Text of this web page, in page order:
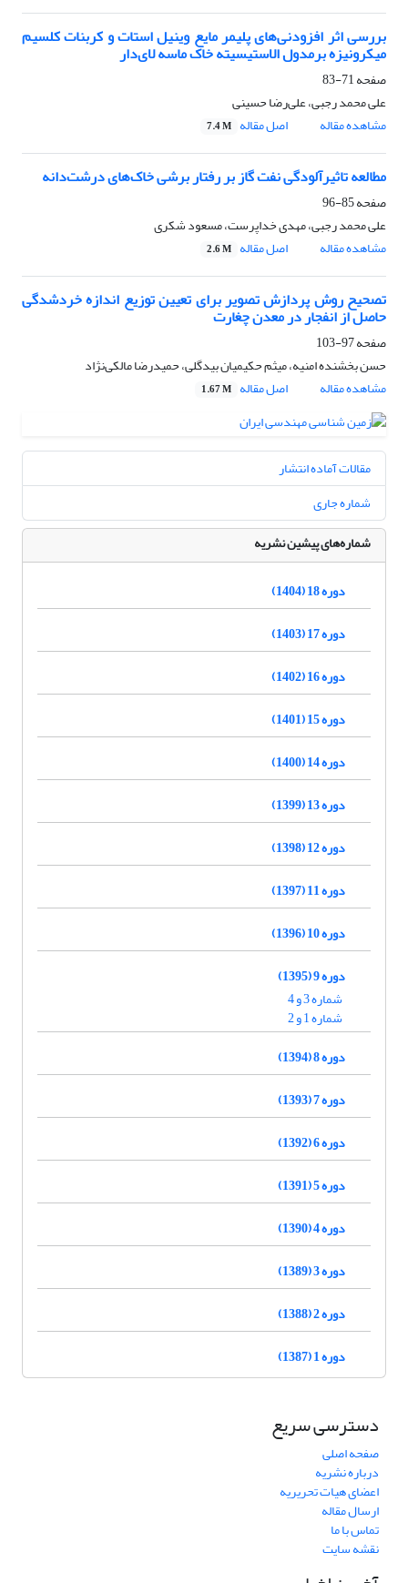
بررسی اثر افزودنی‌های‌ پلیمر مایع وینیل استات و کربنات کلسیم
میکرونیزه برمدول الاستیسیته خاک ماسه ‌لای‌دار
صفحه71-83
علی محمد رجبی، علی‌رضا حسینی
مشاهده مقاله
اصل مقاله 7.4 M
مطالعه تاثیرآلودگی نفت گاز بر رفتار برشی خاک‌های درشت‌دانه
صفحه85-96
علی محمد رجبی، مهدی خداپرست، مسعود شکری
مشاهده مقاله
اصل مقاله 2.6 M
تصحیح روش پردازش تصویر برای تعیین توزیع اندازه خردشدگی
حاصل از انفجار در معدن چغارت
صفحه97-103
حسن بخشنده امنیه، میثم حکیمیان بیدگلی، حمیدرضا مالکی‌نژاد
مشاهده مقاله
اصل مقاله 1.67 M
مقالات آماده انتشار
شماره جاری
شماره‌های پیشین نشریه
دوره 18 (1404)
دوره 17 (1403)
دوره 16 (1402)
دوره 15 (1401)
دوره 14 (1400)
دوره 13 (1399)
دوره 12 (1398)
دوره 11 (1397)
دوره 10 (1396)
دوره 9 (1395)
شماره 3 و 4
شماره 1 و 2
دوره 8 (1394)
دوره 7 (1393)
دوره 6 (1392)
دوره 5 (1391)
دوره 4 (1390)
دوره 3 (1389)
دوره 2 (1388)
دوره 1 (1387)
دسترسی سریع
صفحه اصلی
درباره نشریه
اعضای هیات تحریریه
ارسال مقاله
تماس با ما
نقشه سایت